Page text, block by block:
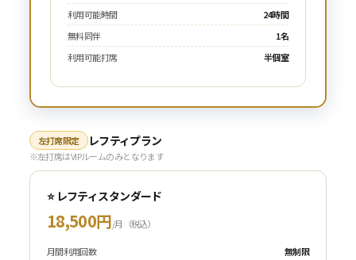
利用可能時間
24時間
無料同伴
1名
利用可能打席
半個室
左打席限定 レフティプラン
※左打席はVIPルームのみとなります
⭐ レフティスタンダード
18,500円/月（税込）
月間利用回数
無制限